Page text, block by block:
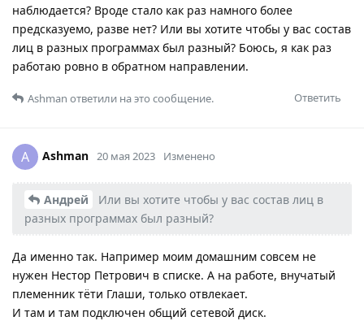
наблюдается? Вроде стало как раз намного более
предсказуемо, разве нет? Или вы хотите чтобы у вас состав
лиц в разных программах был разный? Боюсь, я как раз
работаю ровно в обратном направлении.
Ответить
Ashman ответили на это сообщение.
A Ashman 20 мая 2023 Изменено
Андрей
Или вы хотите чтобы у вас состав лиц в
разных программах был разный?
Да именно так. Например моим домашним совсем не
нужен Нестор Петрович в списке. А на работе, внучатый
племенник тёти Глаши, только отвлекает.
И там и там подключен общий сетевой диск.